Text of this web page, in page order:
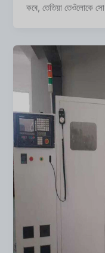
কৰে, তেতিয়া তেওঁলোকে